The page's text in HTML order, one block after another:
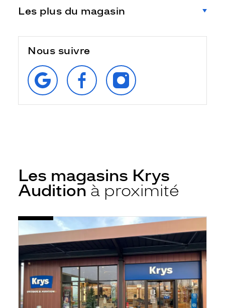
Les plus du magasin
Nous suivre
RETROUVEZ‑NOUS
SUR
GOOGLE
SUIVEZ‑NOUS
SUR
FACEBOOK
SUIVEZ‑NOUS
SUR
INSTAGRAM
Les magasins Krys
Audition à proximité
Audioprothésiste
Saint-
Marcel
-
Cc
Intermarché
-
Voir
la
fiche